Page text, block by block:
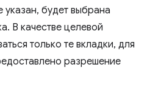
указан, будет выбрана
В качестве целевой
только те вкладки, для
разрешение